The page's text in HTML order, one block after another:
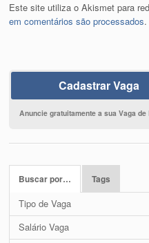
Este site utiliza o Akismet para
em comentários são processados.
Cadastrar Vaga
Anuncie gratuitamente a sua Vaga de
Buscar por… Tags
Tipo de Vaga
Salário Vaga